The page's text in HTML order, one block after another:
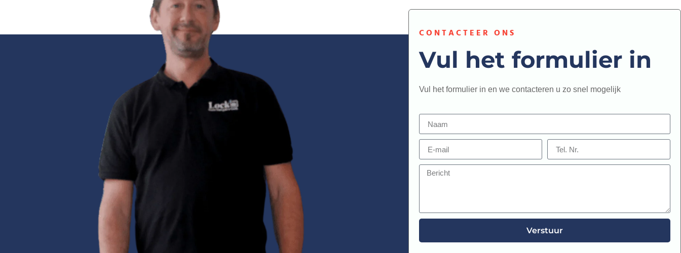
CONTACTEER ONS
Vul het formulier in
Vul het formulier in en we contacteren u zo snel mogelijk
Verstuur